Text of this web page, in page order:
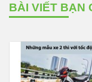
BÀI VIẾT BẠN